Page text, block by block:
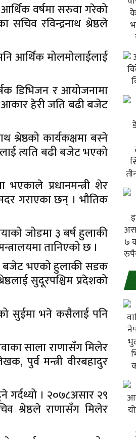
वर्षमा सरुवा गरेको
रविन्द्रनाथ श्रेष्ठले
आर्थिक मोलमोलाईलाई
डिभिजन र आयोजनामा
हेरी जति बढी बजेट
कार्यकक्षमा बस्ने
त्यति बढी बजेट भएको
प्रधानमन्त्री शेर
गराएका छन् । भौतिक
जोडमा ३ बर्ष हुलाकी
तानिएको छ ।
बजेट भएको हुलाकी सडक
सुदूरपश्चिम प्रदेशको
सुईमा भने कसैलाई पनि
साला राणासँग मिलेर
पुर्व मन्त्री वीरबहादुर
गर्दथ्यो । २०७८असार २९
श्रेष्ठले राणासँग मिलेर